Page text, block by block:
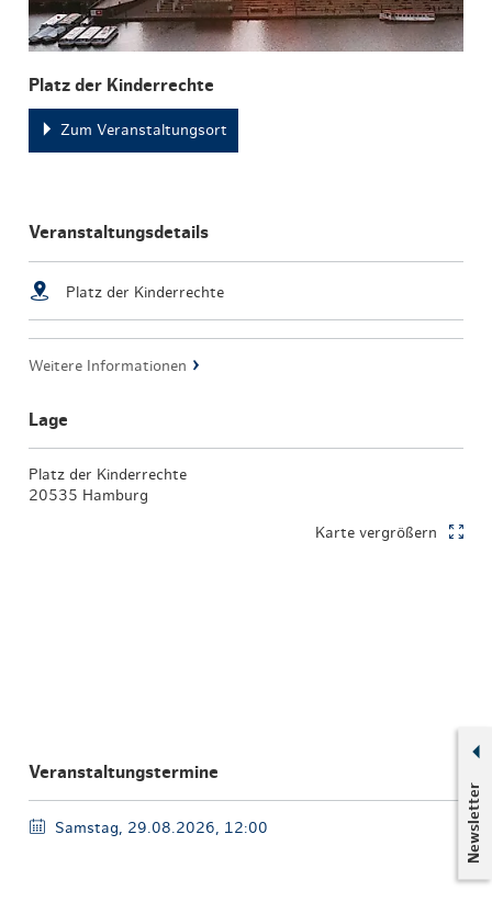
Newsletter
Platz der Kinderrechte
Zum Veranstaltungsort
Veranstaltungsdetails
Platz der Kinderrechte
Weitere Informationen
Lage
Platz der Kinderrechte
20535 Hamburg
Karte vergrößern
Veranstaltungstermine
Samstag, 29.08.2026, 12:00